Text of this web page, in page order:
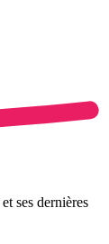
ses dernières